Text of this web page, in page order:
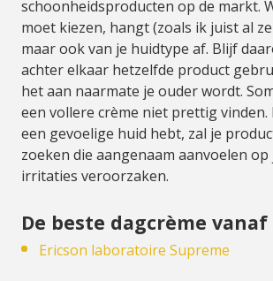
schoonheidsproducten op de markt.
moet kiezen, hangt (zoals ik juist al
maar ook van je huidtype af. Blijf
achter elkaar hetzelfde product
het aan naarmate je ouder wordt.
een vollere crème niet prettig vinden.
een gevoelige huid hebt, zal je
zoeken die aangenaam aanvoelen
irritaties veroorzaken.
De beste dagcrème vanaf
Ericson laboratoire Supreme